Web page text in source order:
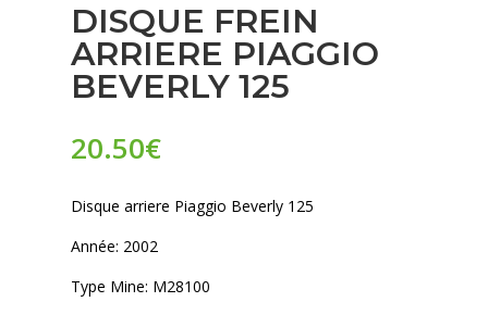
DISQUE FREIN
ARRIERE PIAGGIO
BEVERLY 125
20.50€
Disque arriere Piaggio Beverly 125
Année: 2002
Type Mine: M28100